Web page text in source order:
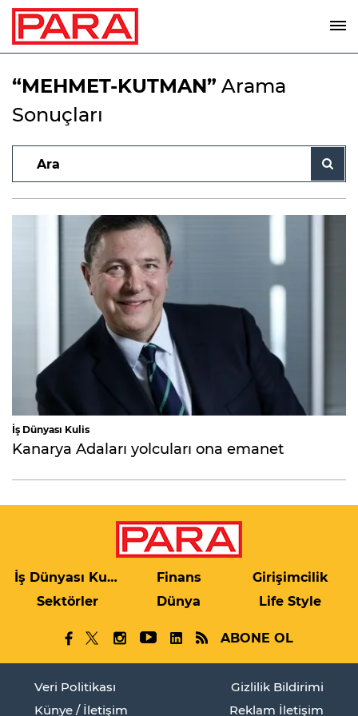
“MEHMET-KUTMAN” Arama
Sonuçları
İş Dünyası Kulis
Kanarya Adaları yolcuları ona emanet
İş Dünyası Kulis Finans
Girişimcilik
Sektörler
Dünya Life Style
ABONE OL
Veri Politikası
Gizlilik Bildirimi
Künye / İletişim
Reklam İletişim